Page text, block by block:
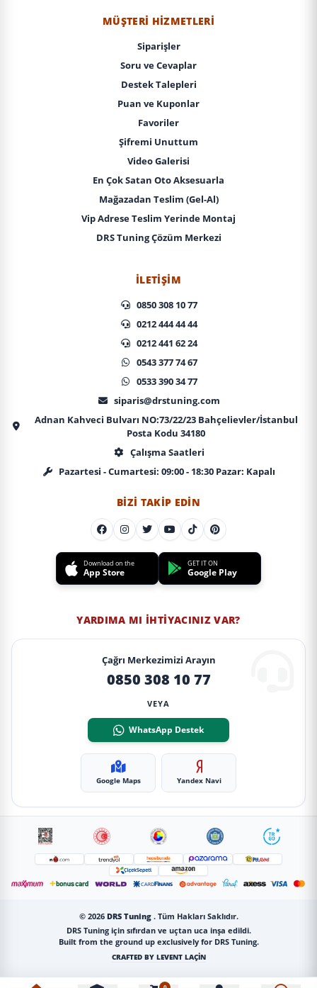
MÜŞTERI HIZMETLERI
Siparişler
Soru ve Cevaplar
Destek Talepleri
Puan ve Kuponlar
Favoriler
Şifremi Unuttum
Video Galerisi
En Çok Satan Oto Aksesuarla
Mağazadan Teslim (Gel-Al)
Vip Adrese Teslim Yerinde Montaj
DRS Tuning Çözüm Merkezi
İLETIŞIM
0850 308 10 77
0212 444 44 44
0212 441 62 24
0543 377 74 67
0533 390 34 77
siparis@drstuning.com
Adnan Kahveci Bulvarı NO:73/22/23 Bahçelievler/İstanbul
Posta Kodu 34180
Çalışma Saatleri
Pazartesi - Cumartesi: 09:00 - 18:30 Pazar: Kapalı
BIZI TAKIP EDIN
Download on the
App Store
GET IT ON
Google Play
YARDIMA MI İHTIYACINIZ VAR?
Çağrı Merkezimizi Arayın
0850 308 10 77
VEYA
WhatsApp Destek
Google Maps Yandex Navi
© 2026 DRS Tuning . Tüm Hakları Saklıdır.
DRS Tuning için sıfırdan ve uçtan uca inşa edildi.
Built from the ground up exclusively for DRS Tuning.
CRAFTED BY LEVENT LAÇİN